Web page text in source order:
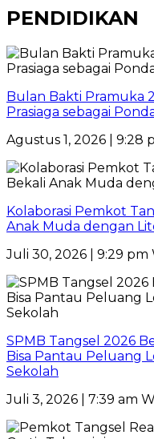
PENDIDIKAN
Bulan Bakti Pramuka
Prasiaga sebagai
Agustus 1, 2026 | 9:28
Kolaborasi Pemkot
Anak Muda dengan
Juli 30, 2026 | 9:29 pm
SPMB Tangsel 2026
Bisa Pantau Peluang
Sekolah
Juli 3, 2026 | 7:39 am